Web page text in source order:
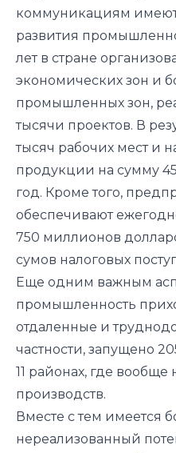
коммуникациям
развития
лет в стране
экономических зон и
промышленных зон,
тысячи проектов. В
тысяч рабочих мест и
продукции на сумму
год. Кроме того,
обеспечивают
750 миллионов
сумов налоговых
Еще одним важным
промышленность
отдаленные и
частности, запущено
11 районах, где
производств.
Вместе с тем имеется
нереализованный